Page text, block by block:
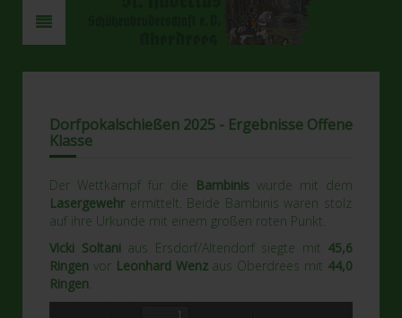
Dorfpokalschießen 2025 - Ergebnisse Offene
Klasse
Der Wettkampf für die Bambinis wurde mit dem
Lasergewehrermittelt. Beide Bambinis waren stolz
auf ihre Urkunde mit einem großen roten Punkt.
Vicki Soltani aus Ersdorf/Altendorf siegte mit 45,6
Ringen vor Leonhard Wenzaus Oberdrees mit 44,0
Ringen.